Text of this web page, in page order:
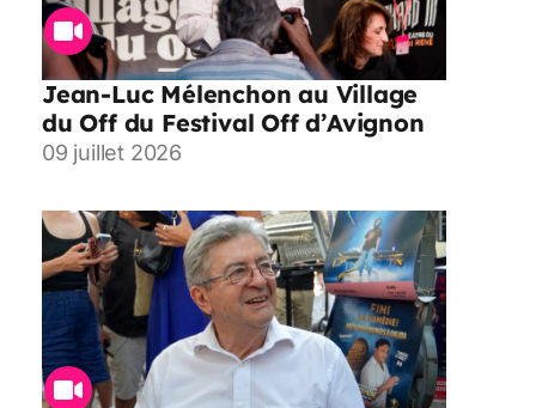
Jean-Luc Mélenchon au Village
du Off du Festival Off d’Avignon
09 juillet 2026